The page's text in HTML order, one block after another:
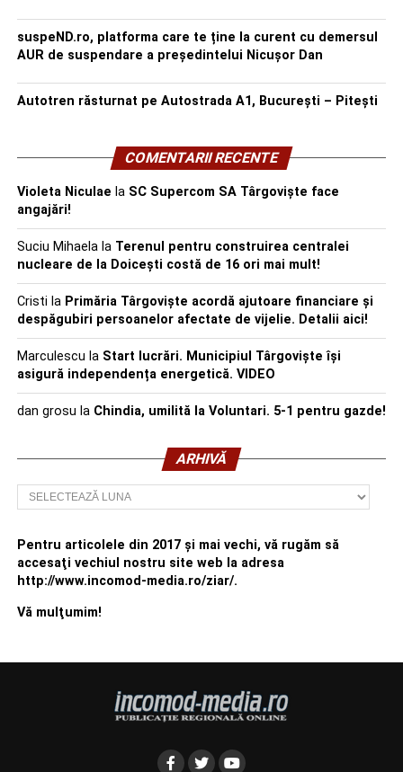
suspeND.ro, platforma care te ține la curent cu demersul
AUR de suspendare a președintelui Nicușor Dan
Autotren răsturnat pe Autostrada A1, București – Pitești
COMENTARII RECENTE
Violeta Niculae la SC Supercom SA Târgoviște face
angajări!
Suciu Mihaelala Terenul pentru construirea centralei
nucleare de la Doicești costă de 16 ori mai mult!
Cristi la Primăria Târgoviște acordă ajutoare financiare și
despăgubiri persoanelor afectate de vijelie. Detalii aici!
Marculescu la Start lucrări. Municipiul Târgoviște își
asigură independența energetică. VIDEO
dan grosu la Chindia, umilită la Voluntari. 5-1 pentru gazde!
ARHIVĂ
Arhivă
Pentru articolele din 2017 şi mai vechi, vă rugăm să
accesaţi vechiul nostru site web la adresa
http://www.incomod-media.ro/ziar/.
Vă mulţumim!